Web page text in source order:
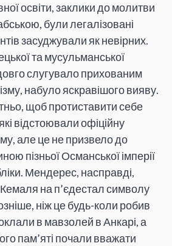
освіти, заклики до молитви
були легалізовані
засуджували як невірних.
та мусульманської
слугувало прихованим
набуло яскравішого вияву.
щоб протиставити себе
відстоювали офіційну
але це не призвело до
пізньої Османської імперії
Мендерес, насправді,
на п’єдестал символу
ніж це будь-коли робив
в мавзолей в Анкарі, а
пам’яті почали вважати